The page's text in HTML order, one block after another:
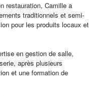
restauration, Camille a
traditionnels et semi-
pour les produits locaux et
en gestion de salle,
après plusieurs
et une formation de